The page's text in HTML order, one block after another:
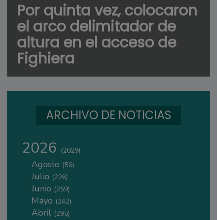
Por quinta vez, colocaron
el arco delimitador de
altura en el acceso de
Fighiera
ARCHIVO DE NOTICIAS
2026 (2029)
Agosto (56)
Julio (226)
Junio (259)
Mayo (242)
Abril (295)